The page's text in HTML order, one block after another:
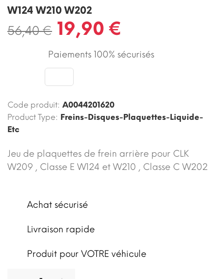
W124 W210 W202
56,40 € 19,90 €
Paiements 100% sécurisés
Code produit: A0044201620
Product Type: Freins-Disques-Plaquettes-Liquide-
Etc
Jeu de plaquettes de frein arrière pour CLK
W209 , Classe E W124 et W210 , Classe C W202
Achat sécurisé
Livraison rapide
Produit pour VOTRE véhicule